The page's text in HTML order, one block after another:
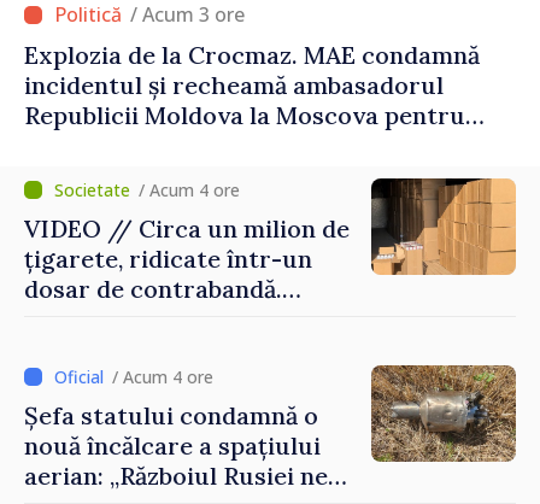
/ Acum 3 ore
Explozia de la Crocmaz. MAE condamnă
incidentul și recheamă ambasadorul
Republicii Moldova la Moscova pentru
/ Acum 4 ore
VIDEO // Circa un milion de
țigarete, ridicate într-un
dosar de contrabandă.
/ Acum 4 ore
Șefa statului condamnă o
nouă încălcare a spațiului
aerian: „Războiul Rusiei ne